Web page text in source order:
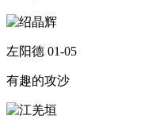
左阳德 01-05
有趣的攻沙